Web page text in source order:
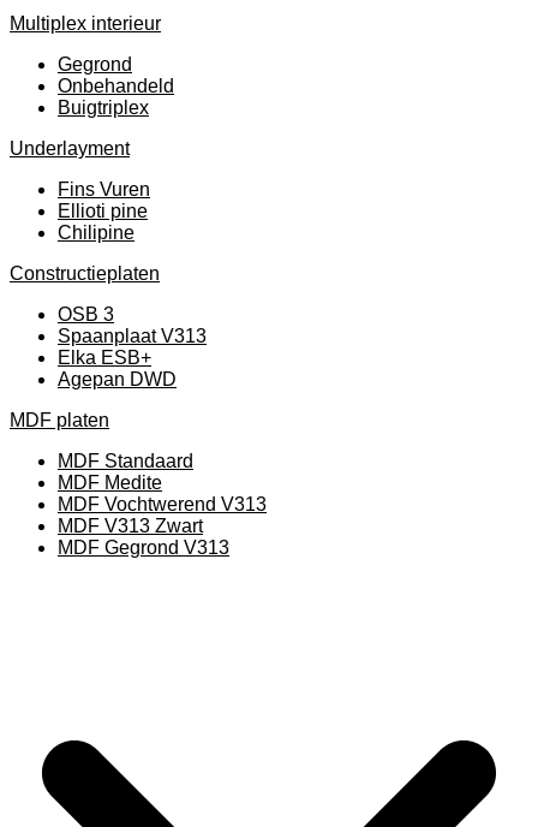
Multiplex interieur
Gegrond
Onbehandeld
Buigtriplex
Underlayment
Fins Vuren
Ellioti pine
Chilipine
Constructieplaten
OSB 3
Spaanplaat V313
Elka ESB+
Agepan DWD
MDF platen
MDF Standaard
MDF Medite
MDF Vochtwerend V313
MDF V313 Zwart
MDF Gegrond V313